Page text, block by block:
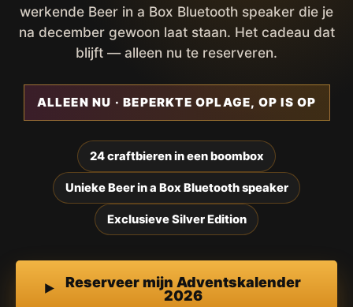
werkende Beer in a Box Bluetooth speaker die je
na december gewoon laat staan. Het cadeau dat
blijft — alleen nu te reserveren.
ALLEEN NU · BEPERKTE OPLAGE, OP IS OP
24 craftbieren in een boombox
Unieke Beer in a Box Bluetooth speaker
Exclusieve Silver Edition
Reserveer mijn Adventskalender
2026